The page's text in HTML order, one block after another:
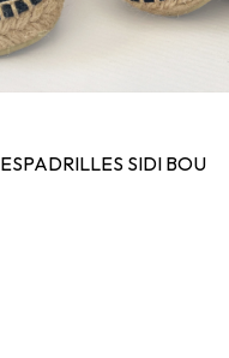
ESPADRILLES SIDI BOU